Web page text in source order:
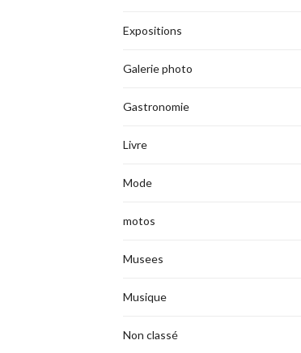
Expositions
Galerie photo
Gastronomie
Livre
Mode
motos
Musees
Musique
Non classé